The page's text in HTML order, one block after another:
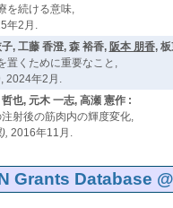
を続ける意味,
年2月.
, 工藤 香澄, 森 裕香, 阪本 朋香,
置くために重要なこと,
2024年2月.
也, 元木 一志, 高瀬 憲作 :
射後の筋肉内の輝度変化,
2016年11月.
Grants Database